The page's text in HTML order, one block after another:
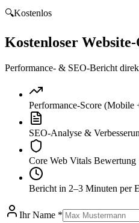
🔍Kostenlos
Kostenloser
Performance- & SEO-Bericht
Performance-Score (Mobile
SEO-Analyse &
Core Web Vitals Bewertung
Bericht in 2–3 Minuten per
Ihr Name *